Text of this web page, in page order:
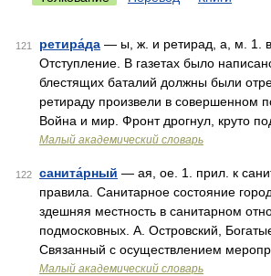
121 ретира́да — ы, ж. и ретирад, а, м. 1.
Отступление. В газетах было
блестящих баталий должны были
ретираду произвели в совершенном
Война и мир. Фронт дрогнул, круто
Малый академический словарь
122 санита́рный — ая, ое. 1. прил. к
правила. Санитарное состояние
здешняя местность в санитарном
подмосковных. А. Островский,
Связанный с осуществлением
Малый академический словарь